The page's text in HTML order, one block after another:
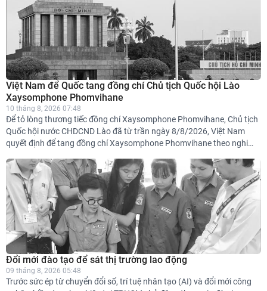
Việt Nam để Quốc tang đồng chí Chủ tịch Quốc hội Lào
Xaysomphone Phomvihane
10 tháng 8, 2026 07:48
Để tỏ lòng thương tiếc đồng chí Xaysomphone Phomvihane, Chủ tịch
Quốc hội nước CHDCND Lào đã từ trần ngày 8/8/2026, Việt Nam
quyết định để tang đồng chí Xaysomphone Phomvihane theo nghi
Đổi mới đào tạo để sát thị trường lao động
09 tháng 8, 2026 05:48
Trước sức ép từ chuyển đổi số, trí tuệ nhân tạo (AI) và đổi mới công